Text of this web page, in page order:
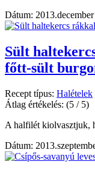
Dátum:
Sült
főtt-sült
Recept típus: Halételek
Átlag értékelés: (5 / 5)
A halfilét kiolvasztjuk,
Dátum: